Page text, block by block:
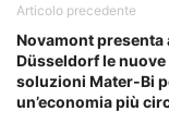
Articolo precedente
Novamont presenta
Düsseldorf le nuove
soluzioni Mater-Bi
un’economia più